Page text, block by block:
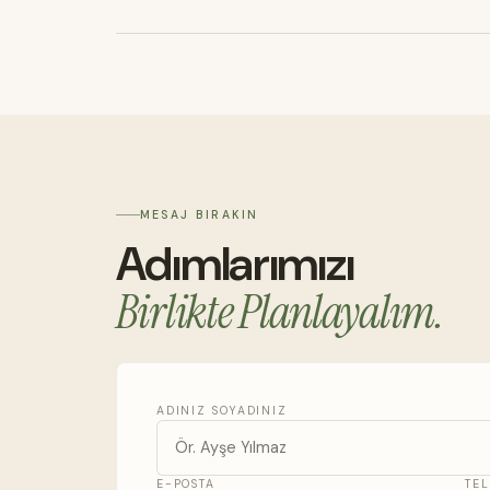
MESAJ BIRAKIN
Adımlarımızı
Birlikte Planlayalım.
ADINIZ SOYADINIZ
E-POSTA